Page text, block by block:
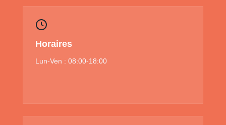
Horaires
Lun-Ven : 08:00-18:00